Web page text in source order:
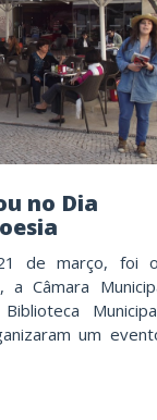
de março, foi
a Câmara
um